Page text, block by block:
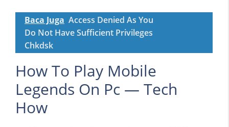
Baca Juga Access Denied As You
Do Not Have Sufficient Privileges
Chkdsk
How To Play Mobile
Legends On Pc — Tech
How